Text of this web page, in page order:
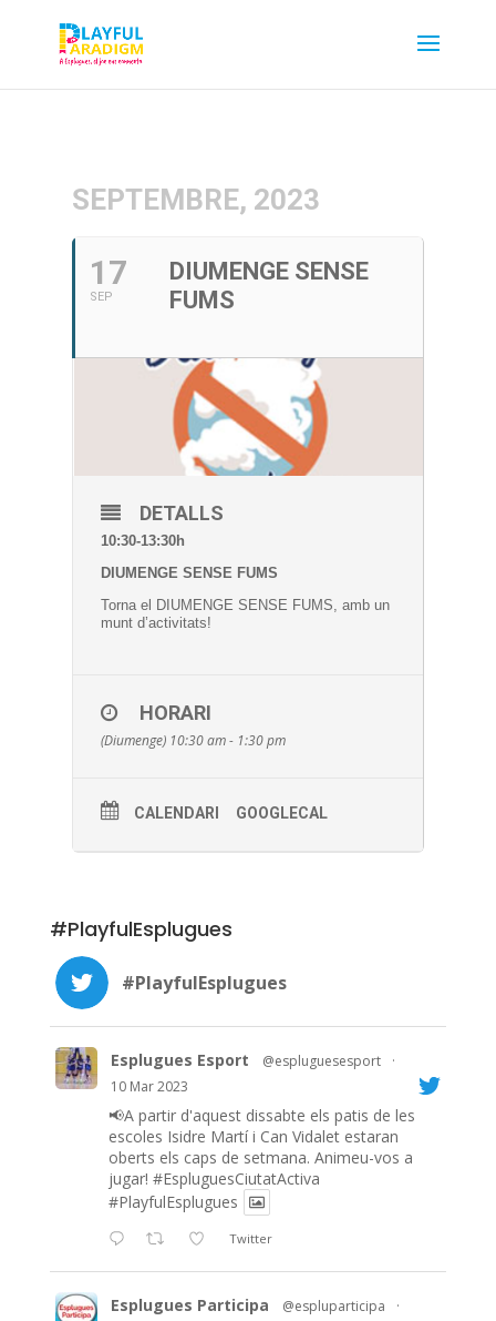
SEPTEMBRE, 2023
17
SEP
DIUMENGE SENSE
FUMS
DETALLS
10:30-13:30h
DIUMENGE SENSE FUMS
Torna el DIUMENGE SENSE FUMS, amb un
munt d’activitats!
HORARI
(Diumenge) 10:30 am - 1:30 pm
CALENDARI GOOGLECAL
#PlayfulEsplugues
#PlayfulEsplugues
Esplugues Esport @espluguesesport
·
10 Mar 2023
📢A partir d'aquest dissabte els patis de les
escoles Isidre Martí i Can Vidalet estaran
oberts els caps de setmana. Animeu-vos a
jugar! #EspluguesCiutatActiva
#PlayfulEsplugues
Twitter
Esplugues Participa @espluparticipa
·